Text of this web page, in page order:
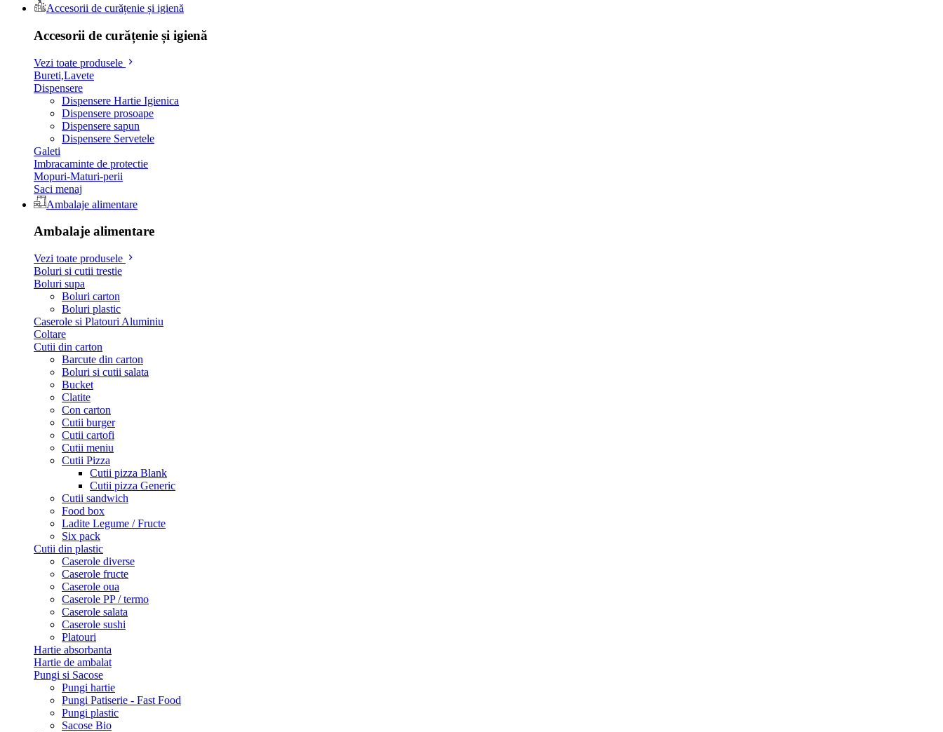
Accesorii de curățenie și igienă
Accesorii de curățenie și igienă
Vezi toate produsele
Bureti,Lavete
Dispensere
Dispensere Hartie Igienica
Dispensere prosoape
Dispensere sapun
Dispensere Servetele
Galeti
Imbracaminte de protectie
Mopuri-Maturi-perii
Saci menaj
Ambalaje alimentare
Ambalaje alimentare
Vezi toate produsele
Boluri si cutii trestie
Boluri supa
Boluri carton
Boluri plastic
Caserole si Platouri Aluminiu
Coltare
Cutii din carton
Barcute din carton
Boluri si cutii salata
Bucket
Clatite
Con carton
Cutii burger
Cutii cartofi
Cutii meniu
Cutii Pizza
Cutii pizza Blank
Cutii pizza Generic
Cutii sandwich
Food box
Ladite Legume / Fructe
Six pack
Cutii din plastic
Caserole diverse
Caserole fructe
Caserole oua
Caserole PP / termo
Caserole salata
Caserole sushi
Platouri
Hartie absorbanta
Hartie de ambalat
Pungi si Sacose
Pungi hartie
Pungi Patiserie - Fast Food
Pungi plastic
Sacose Bio